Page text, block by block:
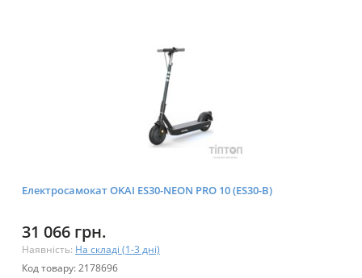
Електросамокат OKAI ES30-NEON PRO 10 (ES30-B)
31 066 грн.
Наявність: На складі (1-3 дні)
Код товару: 2178696